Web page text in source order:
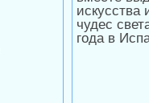
искусства
чудес
года в